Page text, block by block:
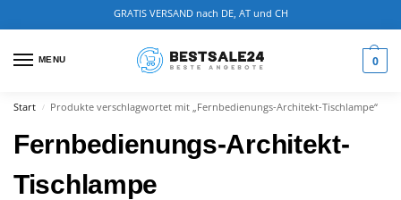
GRATIS VERSAND nach DE, AT und CH
MENU 0
Start / Produkte verschlagwortet mit „Fernbedienungs-Architekt-Tischlampe“
Fernbedienungs-Architekt-
Tischlampe